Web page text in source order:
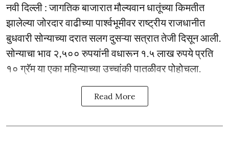
नवी दिल्ली : जागतिक बाजारात मौल्यवान धातूंच्या किमतीत
झालेल्या जोरदार वाढीच्या पार्श्वभूमीवर राष्ट्रीय राजधानीत
बुधवारी सोन्याच्या दरात सलग दुसऱ्या सत्रात तेजी दिसून आली.
सोन्याचा भाव २,५०० रुपयांनी वधारून १.५ लाख रुपये प्रति
१० ग्रॅम या एका महिन्याच्या उच्चांकी पातळीवर पोहोचला.
Read More